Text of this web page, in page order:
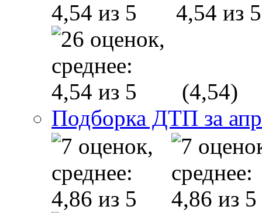
(4,54)
Подборка ДТП за